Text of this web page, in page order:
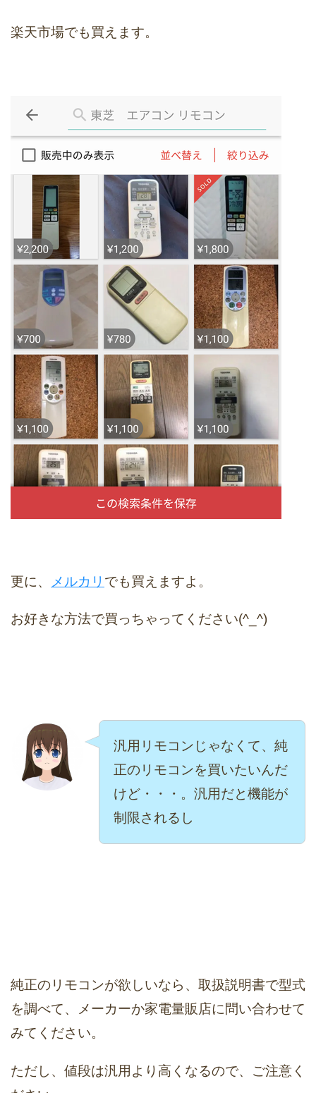
楽天市場でも買えます。
更に、 メルカリ でも買えますよ。
お好きな方法で買っちゃってください(^_^)
汎用リモコンじゃなくて、純
正のリモコンを買いたいんだ
けど・・・。汎用だと機能が
制限されるし
純正のリモコンが欲しいなら、取扱説明書で型式
を調べて、メーカーか家電量販店に問い合わせて
みてください。
ただし、値段は汎用より高くなるので、ご注意く